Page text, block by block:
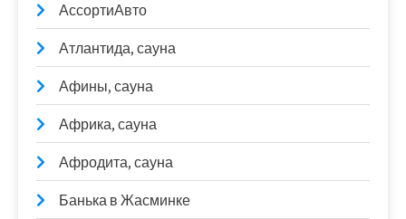
АссортиАвто
Атлантида, сауна
Афины, сауна
Африка, сауна
Афродита, сауна
Банька в Жасминке